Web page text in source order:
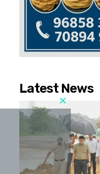
Latest News